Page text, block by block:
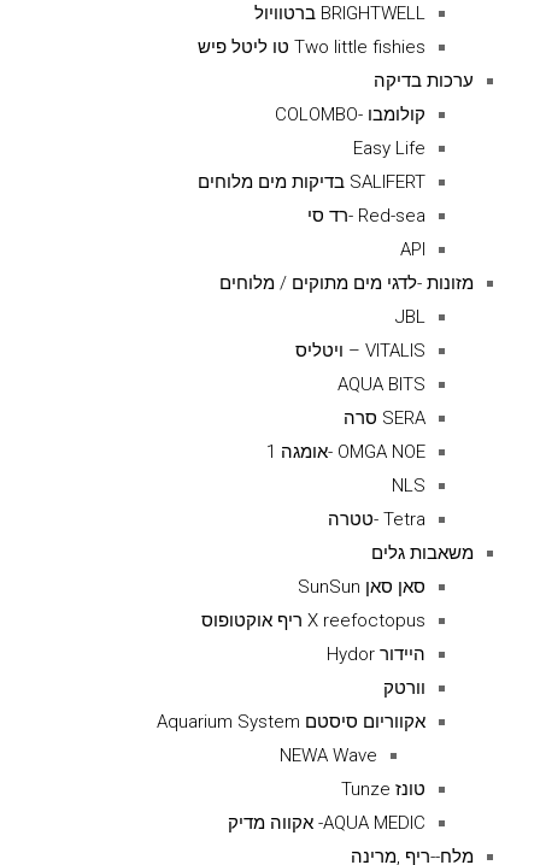
BRIGHTWELL ברטוויול
Two little fishies טו ליטל פיש
ערכות בדיקה
קולומבו -COLOMBO
Easy Life
SALIFERT בדיקות מים מלוחים
Red-sea -רד סי
API
מזונות -לדגי מים מתוקים / מלוחים
JBL
VITALIS – ויטליס
AQUA BITS
SERA סרה
OMGA NOE -אומגה 1
NLS
Tetra -טטרה
משאבות גלים
סאן סאן SunSun
X reefoctopus ריף אוקטופוס
היידור Hydor
וורטק
אקווריום סיסטם Aquarium System
NEWA Wave
טונז Tunze
AQUA MEDIC- אקווה מדיק
מלח--ריף ,מרינה